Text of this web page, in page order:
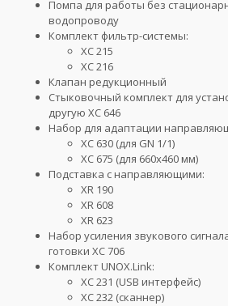
Помпа для работы без
водопроводу
Комплект фильтр-системы:
XC 215
XC 216
Клапан редукционный
Стыковочный комплект для
другую XC 646
Набор для адаптации
XC 630 (для GN 1/1)
XC 675 (для 660х460 мм)
Подставка с направляющими:
XR 190
XR 608
XR 623
Набор усиления звукового
готовки XC 706
Комплект UNOX.Link:
XC 231 (USB интерфейс)
XC 232 (сканнер)